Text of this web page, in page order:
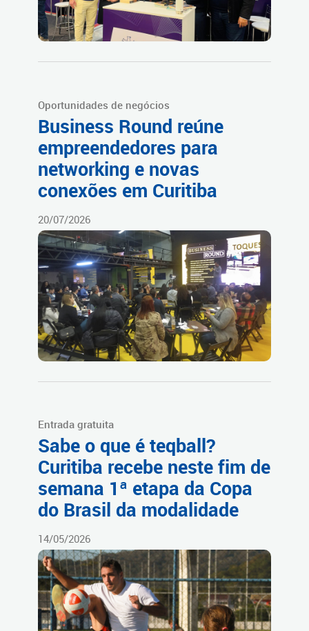
Oportunidades de negócios
Business Round reúne
empreendedores para
networking e novas
conexões em Curitiba
20/07/2026
Entrada gratuita
Sabe o que é teqball?
Curitiba recebe neste fim de
semana 1ª etapa da Copa
do Brasil da modalidade
14/05/2026